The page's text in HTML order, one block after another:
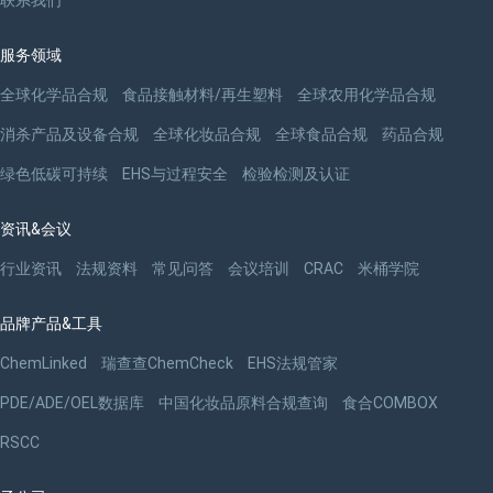
服务领域
全球化学品合规 食品接触材料/再生塑料 全球农用化学品合规
消杀产品及设备合规 全球化妆品合规 全球食品合规 药品合规
绿色低碳可持续 EHS与过程安全 检验检测及认证
资讯&会议
行业资讯 法规资料 常见问答 会议培训 CRAC 米桶学院
品牌产品&工具
ChemLinked 瑞查查ChemCheck EHS法规管家
PDE/ADE/OEL数据库 中国化妆品原料合规查询 食合COMBOX
RSCC